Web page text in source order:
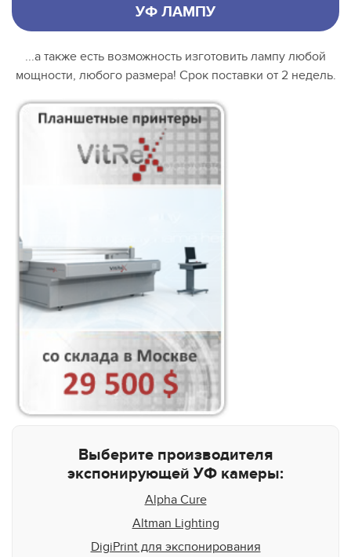
УФ ЛАМПУ
...а также есть возможность изготовить лампу любой
мощности, любого размера! Срок поставки от 2 недель.
Выберите производителя
экспонирующей УФ камеры:
Alpha Cure
Altman Lighting
DigiPrint для экспонирования